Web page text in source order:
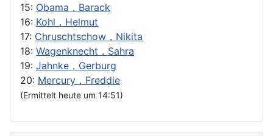
15: Obama，Barack
16: Kohl，Helmut
17: Chruschtschow，Nikita
18: Wagenknecht，Sahra
19: Jahnke，Gerburg
20: Mercury，Freddie
(Ermittelt heute um 14:51)